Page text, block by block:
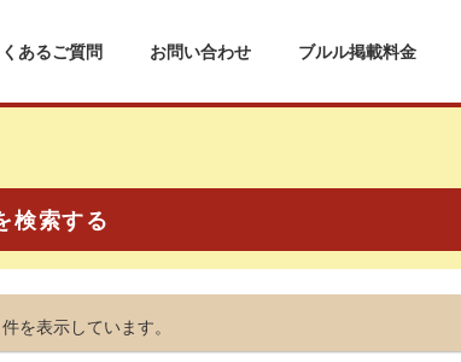
あるご質問 お問い合わせ ブルル掲載料金
検索する
件を表示しています。